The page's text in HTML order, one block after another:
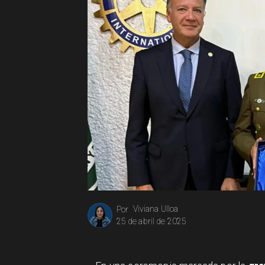
Viviana Ulloa
Por
25 de abril de 2025